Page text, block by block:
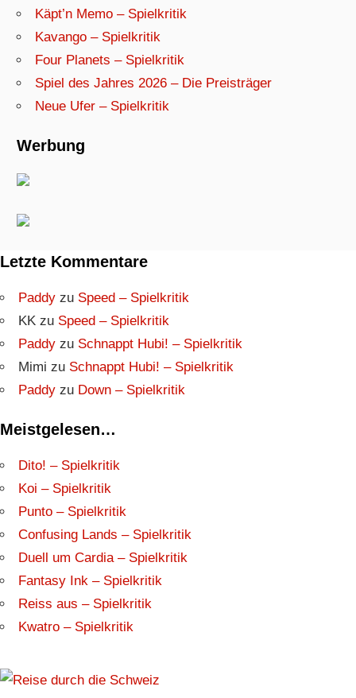
Käpt’n Memo – Spielkritik
Kavango – Spielkritik
Four Planets – Spielkritik
Spiel des Jahres 2026 – Die Preisträger
Neue Ufer – Spielkritik
Werbung
Letzte Kommentare
Paddy zu Speed – Spielkritik
KK zu Speed – Spielkritik
Paddy zu Schnappt Hubi! – Spielkritik
Mimi zu Schnappt Hubi! – Spielkritik
Paddy zu Down – Spielkritik
Meistgelesen…
Dito! – Spielkritik
Koi – Spielkritik
Punto – Spielkritik
Confusing Lands – Spielkritik
Duell um Cardia – Spielkritik
Fantasy Ink – Spielkritik
Reiss aus – Spielkritik
Kwatro – Spielkritik